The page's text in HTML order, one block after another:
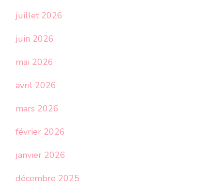
juillet 2026
juin 2026
mai 2026
avril 2026
mars 2026
février 2026
janvier 2026
décembre 2025